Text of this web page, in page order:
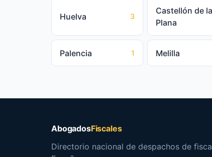
Huelva 3
Castellón de la
Plana
Palencia 1 Melilla
AbogadosFiscales
Directorio nacional de despachos de